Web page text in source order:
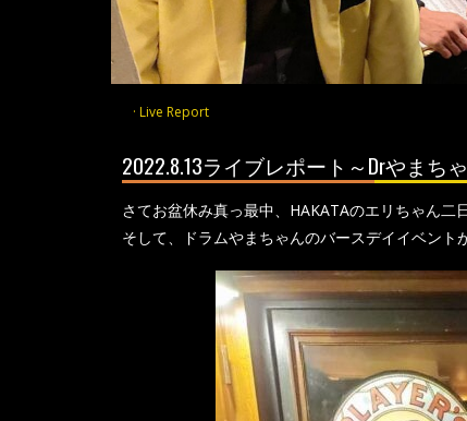
Live Report
2022.8.13ライブレポート～Drやまち
さてお盆休み真っ最中、HAKATAのエリちゃん二
そして、ドラムやまちゃんのバースデイイベント